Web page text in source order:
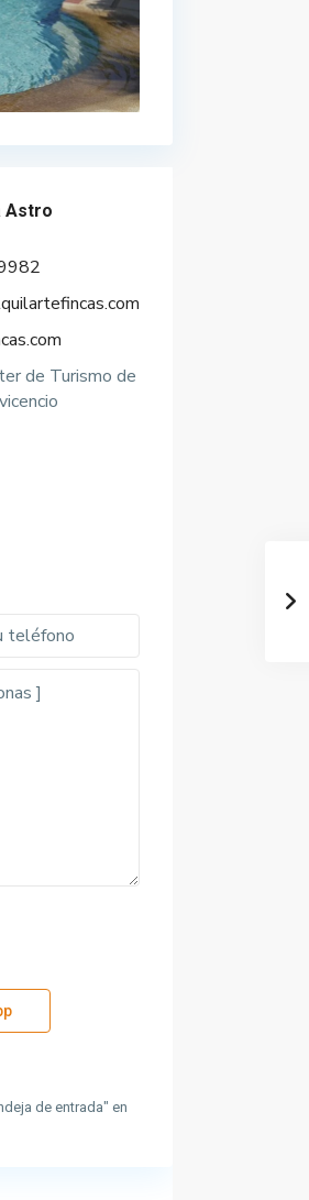
Astro
de Turismo de
de entrada" en